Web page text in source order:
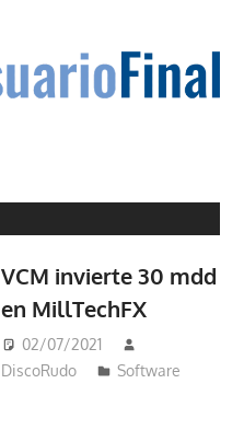
VCM invierte 30 mdd
en MillTechFX
02/07/2021
DiscoRudo
Software